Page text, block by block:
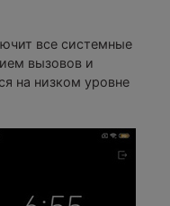
все системные
вызовов и
на низком уровне